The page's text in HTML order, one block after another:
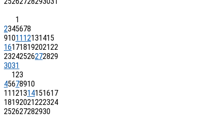
1
2345678
91011 12131415
16171819202122
23242526272829
3031
123
45678910
11 121314151617
18192021222324
252627282930